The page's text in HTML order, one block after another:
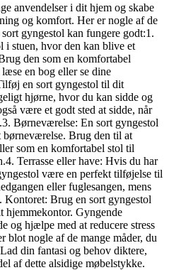
anvendelser i dit hjem og skabe
og komfort. Her er nogle af de
gyngestol kan fungere godt:1.
i stuen, hvor den kan blive et
den som en komfortabel
en bog eller se dine
en sort gyngestol til dit
hjørne, hvor du kan sidde og
være et godt sted at sidde, når
Børneværelse: En sort gyngestol
Brug den til at
som en komfortabel stol til
Terrasse eller have: Hvis du har
være en perfekt tilføjelse til
eller fuglesangen, mens
Brug en sort gyngestol
hjemmekontor. Gyngende
og hjælpe med at reducere stress
blot nogle af de mange måder, du
din fantasi og behov diktere,
af dette alsidige møbelstykke.